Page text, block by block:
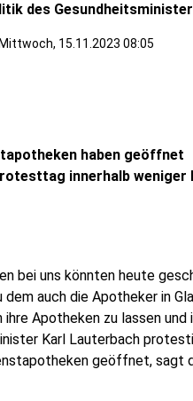
des
Mittwoch, 15.11.2023 08:05
haben geöffnet
innerhalb weniger
bei uns könnten heute
auch die Apotheker in
ihre Apotheken zu lassen
Karl Lauterbach
geöffnet, sagt